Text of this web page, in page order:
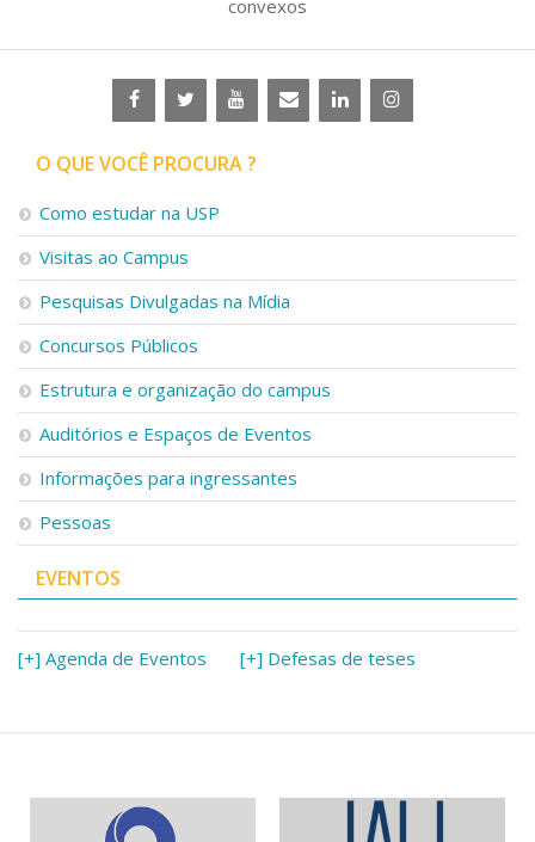
convexos
O QUE VOCÊ PROCURA ?
Como estudar na USP
Visitas ao Campus
Pesquisas Divulgadas na Mídia
Concursos Públicos
Estrutura e organização do campus
Auditórios e Espaços de Eventos
Informações para ingressantes
Pessoas
EVENTOS
[+] Agenda de Eventos [+] Defesas de teses